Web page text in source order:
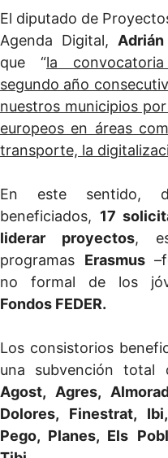
El diputado de
Agenda Digital,
que “la
segundo año
nuestros municipios
europeos en áreas
transporte, la
En este sentido,
beneficiados, 17
liderar proyectos,
programas Erasmus
no formal de los
Fondos FEDER.
Los consistorios
una subvención total
Agost, Agres,
Dolores, Finestrat,
Pego, Planes, Els